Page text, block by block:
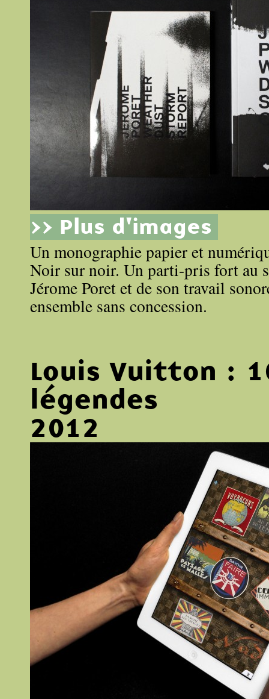
>> Plus d'images
Un monographie papier et
Noir sur noir. Un parti-pris fort au
Jérome Poret et de son travail
ensemble sans concession.
Louis Vuitton :
légendes
2012